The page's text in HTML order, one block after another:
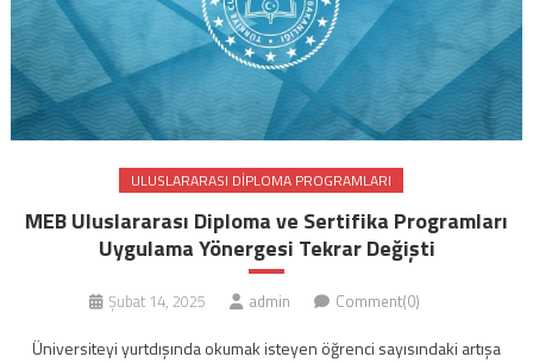
ULUSLARARASI DIPLOMA PROGRAMLARI
MEB Uluslararası Diploma ve Sertifika Programları
Uygulama Yönergesi Tekrar Değişti
Şubat 14, 2025 admin Comment(0)
Üniversiteyi yurtdışında okumak isteyen öğrenci sayısındaki artışa